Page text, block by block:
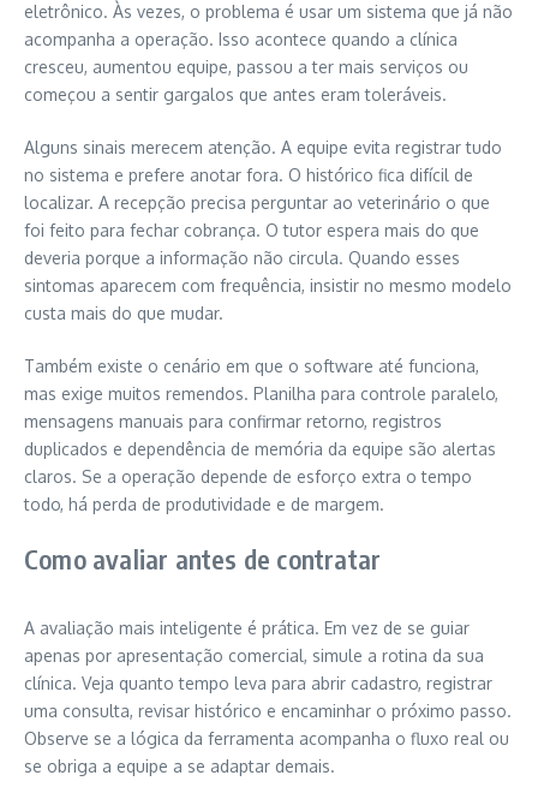
eletrônico. Às vezes, o problema é usar um sistema que já não
acompanha a operação. Isso acontece quando a clínica
cresceu, aumentou equipe, passou a ter mais serviços ou
começou a sentir gargalos que antes eram toleráveis.
Alguns sinais merecem atenção. A equipe evita registrar tudo
no sistema e prefere anotar fora. O histórico fica difícil de
localizar. A recepção precisa perguntar ao veterinário o que
foi feito para fechar cobrança. O tutor espera mais do que
deveria porque a informação não circula. Quando esses
sintomas aparecem com frequência, insistir no mesmo modelo
custa mais do que mudar.
Também existe o cenário em que o software até funciona,
mas exige muitos remendos. Planilha para controle paralelo,
mensagens manuais para confirmar retorno, registros
duplicados e dependência de memória da equipe são alertas
claros. Se a operação depende de esforço extra o tempo
todo, há perda de produtividade e de margem.
Como avaliar antes de contratar
A avaliação mais inteligente é prática. Em vez de se guiar
apenas por apresentação comercial, simule a rotina da sua
clínica. Veja quanto tempo leva para abrir cadastro, registrar
uma consulta, revisar histórico e encaminhar o próximo passo.
Observe se a lógica da ferramenta acompanha o fluxo real ou
se obriga a equipe a se adaptar demais.